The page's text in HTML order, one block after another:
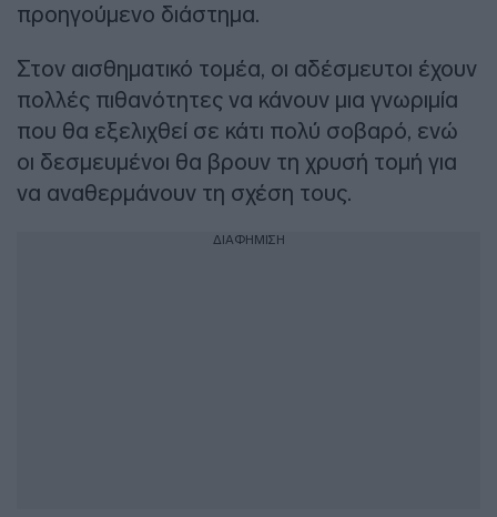
προηγούμενο διάστημα.
Στον αισθηματικό τομέα, οι αδέσμευτοι έχουν
πολλές πιθανότητες να κάνουν μια γνωριμία
που θα εξελιχθεί σε κάτι πολύ σοβαρό, ενώ
οι δεσμευμένοι θα βρουν τη χρυσή τομή για
να αναθερμάνουν τη σχέση τους.
ΔΙΑΦΗΜΙΣΗ